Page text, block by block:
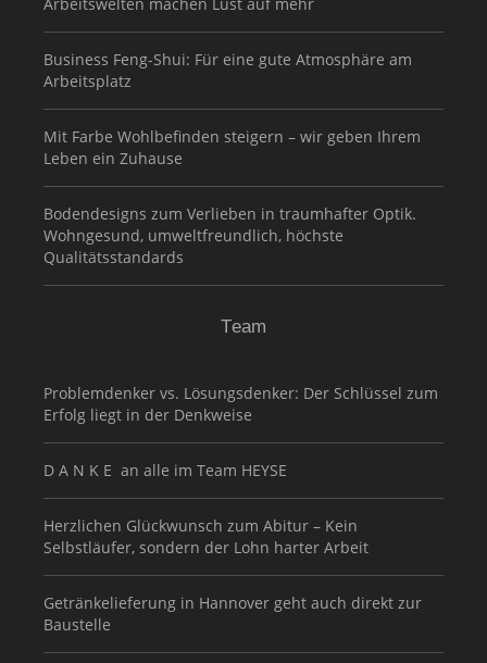
Business Feng-Shui: Für eine gute Atmosphäre am
Arbeitsplatz
Mit Farbe Wohlbefinden steigern – wir geben Ihrem
Leben ein Zuhause
Bodendesigns zum Verlieben in traumhafter Optik.
Wohngesund, umweltfreundlich, höchste
Qualitätsstandards
Team
Problemdenker vs. Lösungsdenker: Der Schlüssel zum
Erfolg liegt in der Denkweise
D A N K E an alle im Team HEYSE
Herzlichen Glückwunsch zum Abitur – Kein
Selbstläufer, sondern der Lohn harter Arbeit
Getränkelieferung in Hannover geht auch direkt zur
Baustelle